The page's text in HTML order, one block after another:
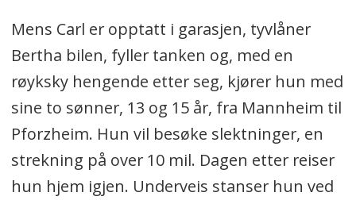
Mens Carl er opptatt i garasjen, tyvlåner
Bertha bilen, fyller tanken og, med en
røyksky hengende etter seg, kjører hun med
sine to sønner, 13 og 15 år, fra Mannheim til
Pforzheim. Hun vil besøke slektninger, en
strekning på over 10 mil. Dagen etter reiser
hun hjem igjen. Underveis stanser hun ved